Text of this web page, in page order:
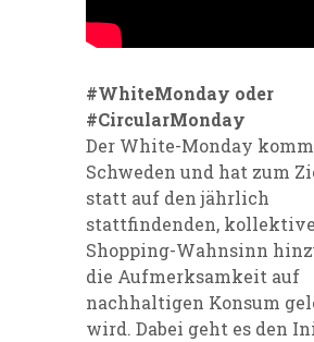
#WhiteMonday oder
#CircularMonday
Der White-Monday
Schweden und hat zum
statt auf den jährlich
stattfindenden,
Shopping-Wahnsinn
die Aufmerksamkeit auf
nachhaltigen Konsum
wird. Dabei geht es den